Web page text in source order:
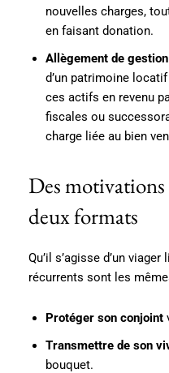
nouvelles charges,
en faisant donation.
Allègement de
d’un patrimoine
ces actifs en revenu
fiscales ou
charge liée au bien
Des motivations
deux formats
Qu’il s’agisse d’un
récurrents sont les
Protéger son conjoint
Transmettre de son
bouquet.